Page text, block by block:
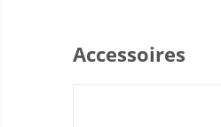
Accessoires